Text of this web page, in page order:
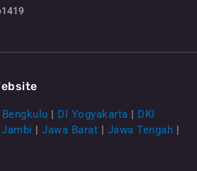
Bengkulu DI Yogyakarta
DKI
Jambi Jawa Barat Jawa Tengah